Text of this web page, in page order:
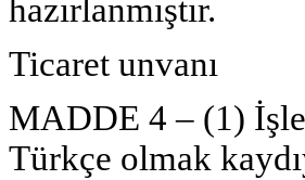
hazırlanmıştır.
Ticaret unvanı
MADDE 4 – (1)
Türkçe olmak